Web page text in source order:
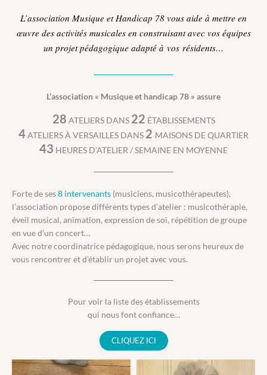
L’association Musique et Handicap 78 vous aide à mettre en
œuvre des activités musicales en construisant avec vos équipes
un projet pédagogique adapté à vos résidents…
L’association « Musique et handicap 78 » assure
28 ATELIERS DANS 22 ÉTABLISSEMENTS
4ATELIERS À VERSAILLES DANS 2 MAISONS DE QUARTIER
43 HEURES D’ATELIER / SEMAINE EN MOYENNE
Forte de ses8 intervenants (musiciens, musicothérapeutes),
l’association propose différents types d’atelier : musicothérapie,
éveil musical, animation, expression de soi, répétition de groupe
en vue d’un concert…
Avec notre coordinatrice pédagogique, nous serons heureux de
vous rencontrer et d’établir un projet avec vous.
Pour voir la liste des établissements
qui nous font confiance…
CLIQUEZ ICI